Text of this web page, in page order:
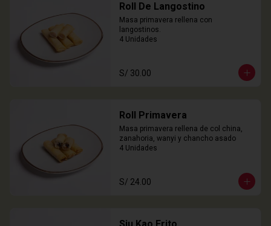
Roll De Langostino
Masa primavera rellena con
langostinos.
4 Unidades
S/ 30.00
Roll Primavera
Masa primavera rellena de col china,
zanahoria, wanyi y chancho asado
4 Unidades
S/ 24.00